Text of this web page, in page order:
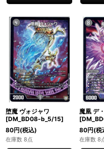
堕魔 ヴォジャワ
[DM_BD08-b_5/15]
80円(税込)
在庫数 8点
魔凰 デ
80円(税
在庫数 8